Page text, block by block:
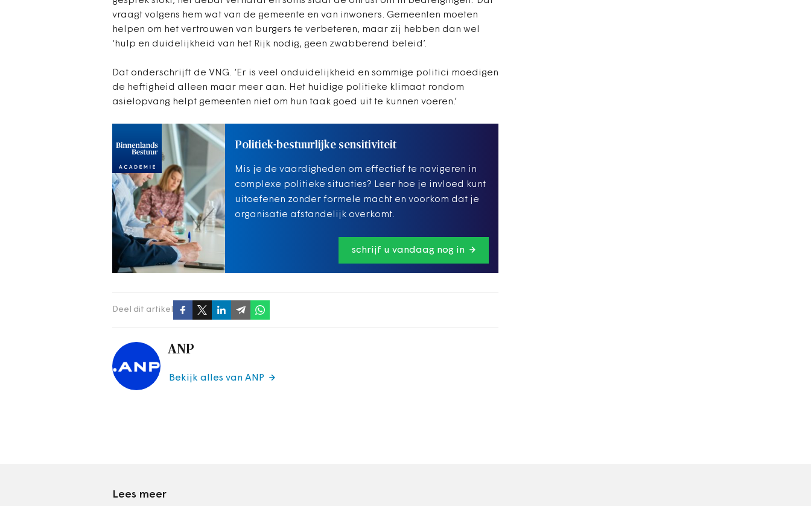
vraagt volgens hem wat van de gemeente en van inwoners. Gemeenten moeten
helpen om het vertrouwen van burgers te verbeteren, maar zij hebben dan wel
‘hulp en duidelijkheid van het Rijk nodig, geen zwabberend beleid’.
Dat onderschrijft de VNG. ‘Er is veel onduidelijkheid en sommige politici moedigen
de heftigheid alleen maar meer aan. Het huidige politieke klimaat rondom
asielopvang helpt gemeenten niet om hun taak goed uit te kunnen voeren.’
Politiek-bestuurlijke sensitiviteit
Mis je de vaardigheden om effectief te navigeren in
complexe politieke situaties? Leer hoe je invloed kunt
uitoefenen zonder formele macht en voorkom dat je
organisatie afstandelijk overkomt.
schrijf u vandaag nog in
Deel dit artikel
ANP
Bekijk alles van ANP
Lees meer